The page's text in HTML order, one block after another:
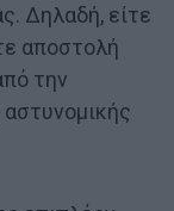
Δηλαδή, είτε
αποστολή
την
αστυνομικής